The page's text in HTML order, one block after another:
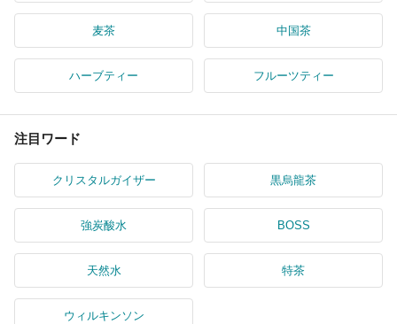
麦茶 中国茶
ハーブティー フルーツティー
注目ワード
クリスタルガイザー 黒烏龍茶
強炭酸水 BOSS
天然水 特茶
ウィルキンソン